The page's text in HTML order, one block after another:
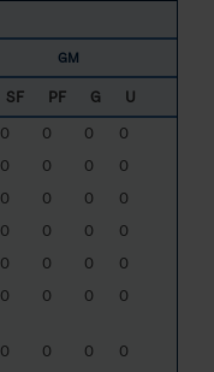
GM
SF PF G
U
0 0 0
0
0 0 0
0
0 0 0
0
0 0 0
0
0 0 0
0
0 0 0 0
0 0 0
0